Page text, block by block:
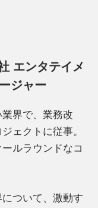
エンタテイメ
ジャー
界で、業務改
ェクトに従事。
ルラウンドなコ
ついて、激動す